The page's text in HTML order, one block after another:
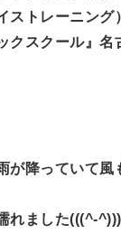
ストレーニング
クスクール』名
が降っていて風
れました(((^-